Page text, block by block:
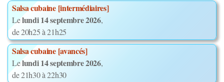
Salsa cubaine [intermédiaires]
Lelundi 14 septembre 2026,
de 20h25 à 21h25
Salsa cubaine [avancés]
Lelundi 14 septembre 2026,
de 21h30 à 22h30